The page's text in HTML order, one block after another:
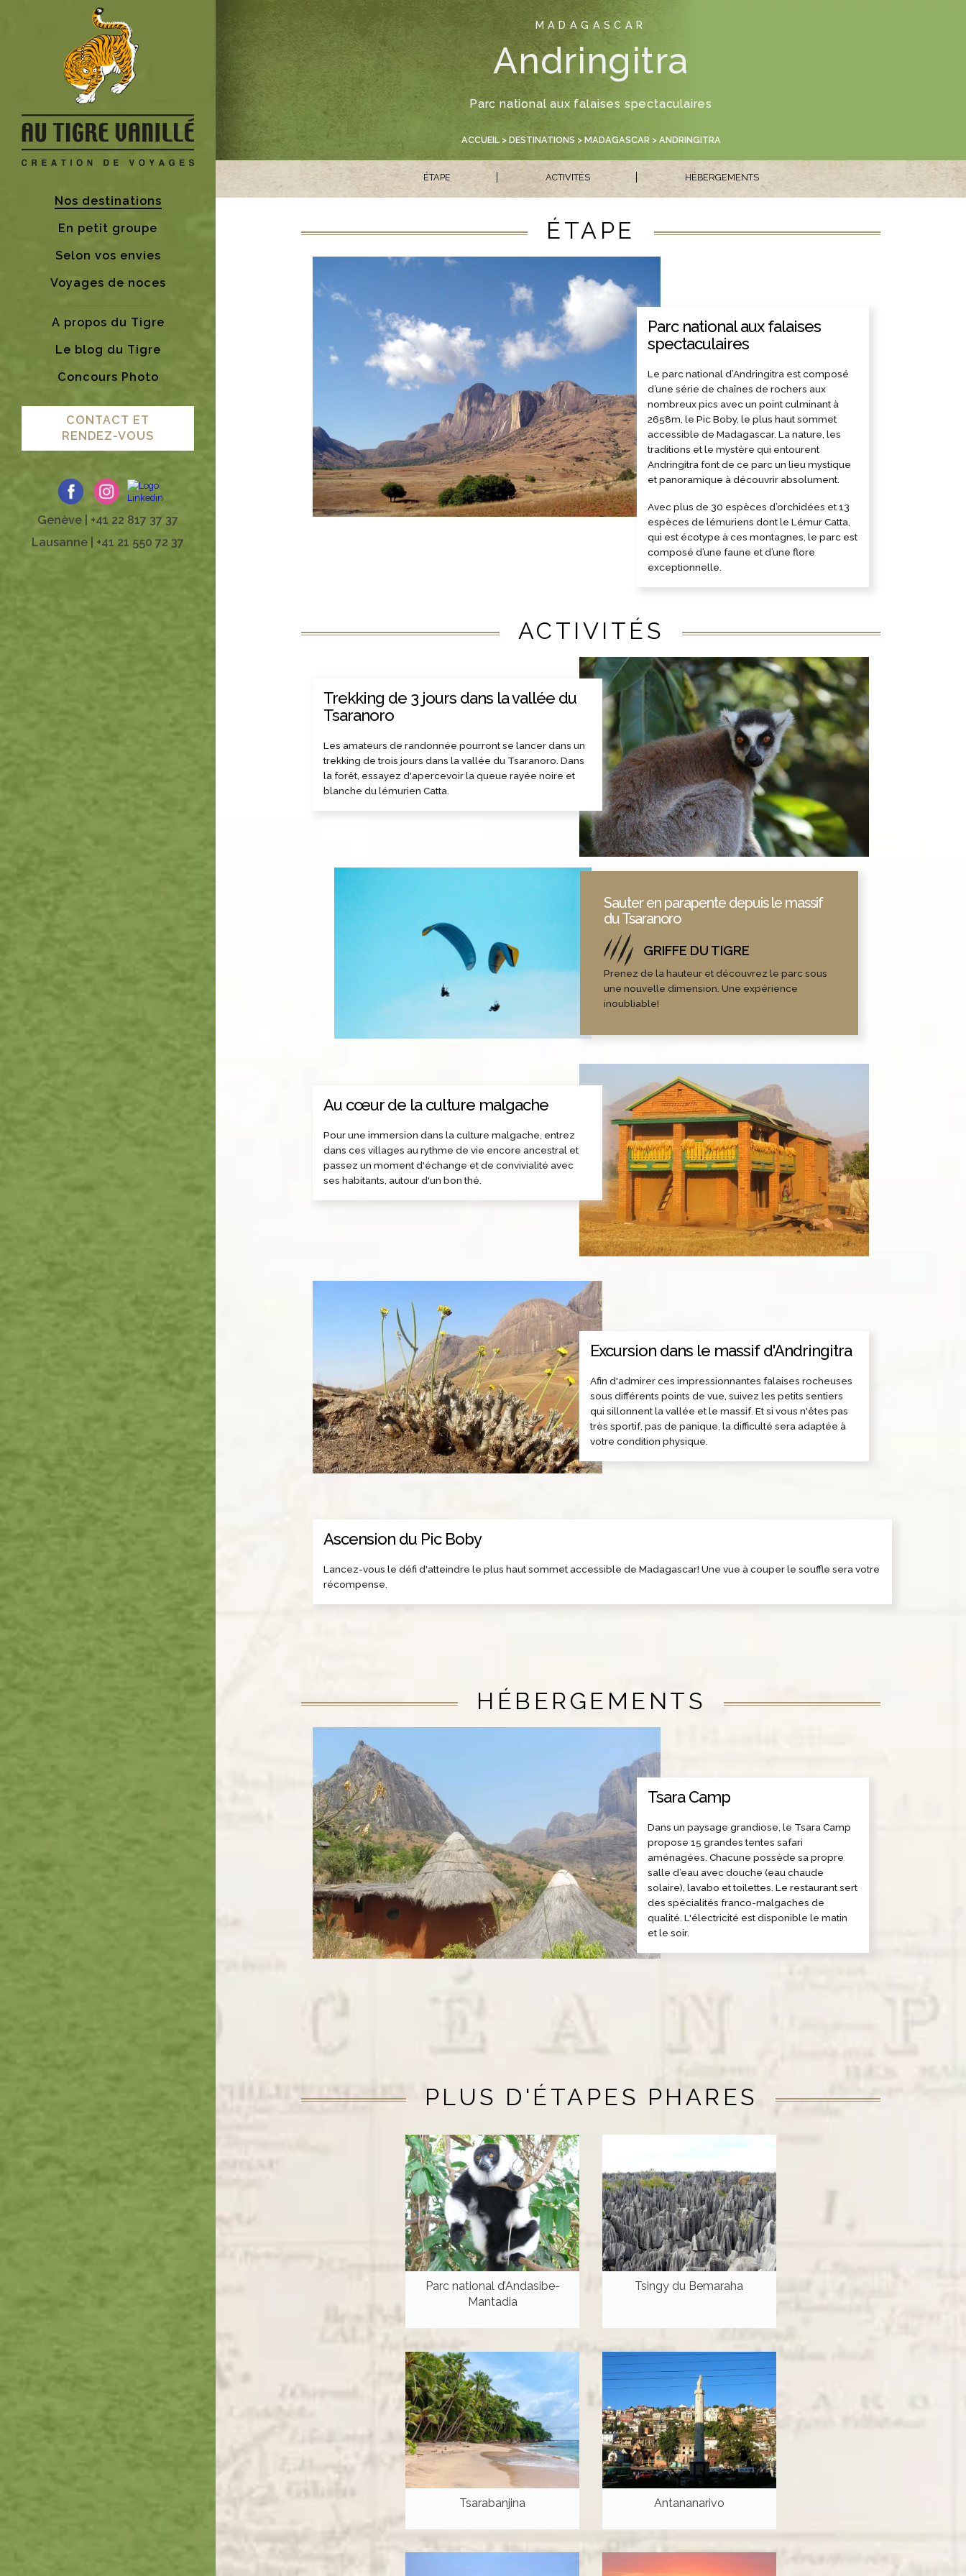
Nos destinations
En petit groupe
Selon vos envies
Voyages de noces
A propos du Tigre
Le blog du Tigre
Concours Photo
CONTACT ET
RENDEZ-VOUS
Genève | +41 22 817 37 37
Lausanne | +41 21 550 72 37
MADAGASCAR
Andringitra
Parc national aux falaises spectaculaires
ACCUEIL> DESTINATIONS > MADAGASCAR > ANDRINGITRA
ÉTAPE ACTIVITÉS HÉBERGEMENTS
ÉTAPE
Parc national aux falaises
spectaculaires
Le parc national d’Andringitra est composé
d’une série de chaînes de rochers aux
nombreux pics avec un point culminant à
2658m, le Pic Boby, le plus haut sommet
accessible de Madagascar. La nature, les
traditions et le mystère qui entourent
Andringitra font de ce parc un lieu mystique
et panoramique à découvrir absolument.
Avec plus de 30 espèces d’orchidées et 13
espèces de lémuriens dont le Lémur Catta,
qui est écotype à ces montagnes, le parc est
composé d’une faune et d’une flore
exceptionnelle.
ACTIVITÉS
Trekking de 3 jours dans la vallée du
Tsaranoro
Les amateurs de randonnée pourront se lancer dans un
trekking de trois jours dans la vallée du Tsaranoro. Dans
la forêt, essayez d'apercevoir la queue rayée noire et
blanche du lémurien Catta.
Sauter en parapente depuis le massif
du Tsaranoro
Prenez de la hauteur et découvrez le parc sous
une nouvelle dimension. Une expérience
inoubliable!
Au cœur de la culture malgache
Pour une immersion dans la culture malgache, entrez
dans ces villages au rythme de vie encore ancestral et
passez un moment d'échange et de convivialité avec
ses habitants, autour d'un bon thé.
Excursion dans le massif d'Andringitra
Afin d'admirer ces impressionnantes falaises rocheuses
sous différents points de vue, suivez les petits sentiers
qui sillonnent la vallée et le massif. Et si vous n'êtes pas
très sportif, pas de panique, la difficulté sera adaptée à
votre condition physique.
Ascension du Pic Boby
Lancez-vous le défi d'atteindre le plus haut sommet accessible de Madagascar! Une vue à couper le souffle sera votre
récompense.
HÉBERGEMENTS
Tsara Camp
Dans un paysage grandiose, le Tsara Camp
propose 15 grandes tentes safari
aménagées. Chacune possède sa propre
salle d’eau avec douche (eau chaude
solaire), lavabo et toilettes. Le restaurant sert
des spécialités franco-malgaches de
qualité. L'électricité est disponible le matin
et le soir.
PLUS D'ÉTAPES PHARES
Parc national d’Andasibe-
Mantadia
Tsingy du Bemaraha
Tsarabanjina Antananarivo